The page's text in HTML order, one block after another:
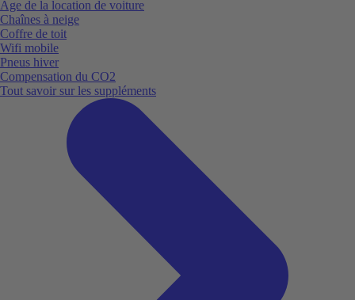
Âge de la location de voiture
Chaînes à neige
Coffre de toit
Wifi mobile
Pneus hiver
Compensation du CO2
Tout savoir sur les suppléments